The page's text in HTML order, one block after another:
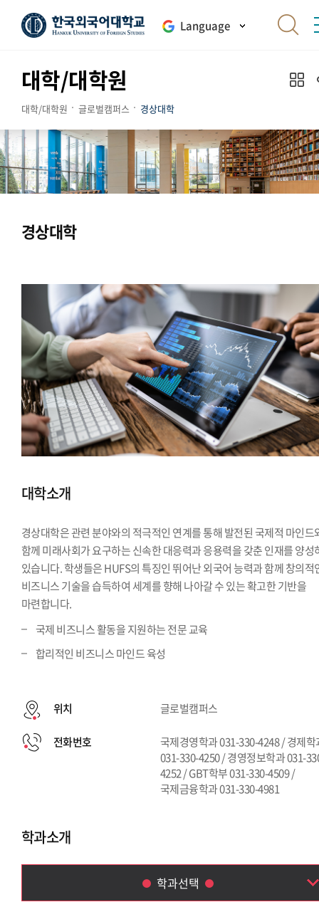
Language
대학/대학원
대학/대학원 글로벌캠퍼스 경상대학
경상대학
대학소개
경상대학은 관련 분야와의 적극적인 연계를 통해 발전된 국제적 마인드
함께 미래사회가 요구하는 신속한 대응력과 응용력을 갖춘 인재를 양성
있습니다. 학생들은 HUFS의 특징인 뛰어난 외국어 능력과 함께 창의적
비즈니스 기술을 습득하여 세계를 향해 나아갈 수 있는 확고한 기반을
마련합니다.
국제 비즈니스 활동을 지원하는 전문 교육
합리적인 비즈니스 마인드 육성
위치 글로벌캠퍼스
전화번호
국제경영학과 031-330-4248 / 경제학
031-330-4250 / 경영정보학과 031-
4252 / GBT학부 031-330-4509 /
국제금융학과 031-330-4981
학과소개
학과선택